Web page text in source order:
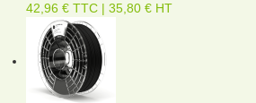
42,96 € TTC | 35,80 € HT